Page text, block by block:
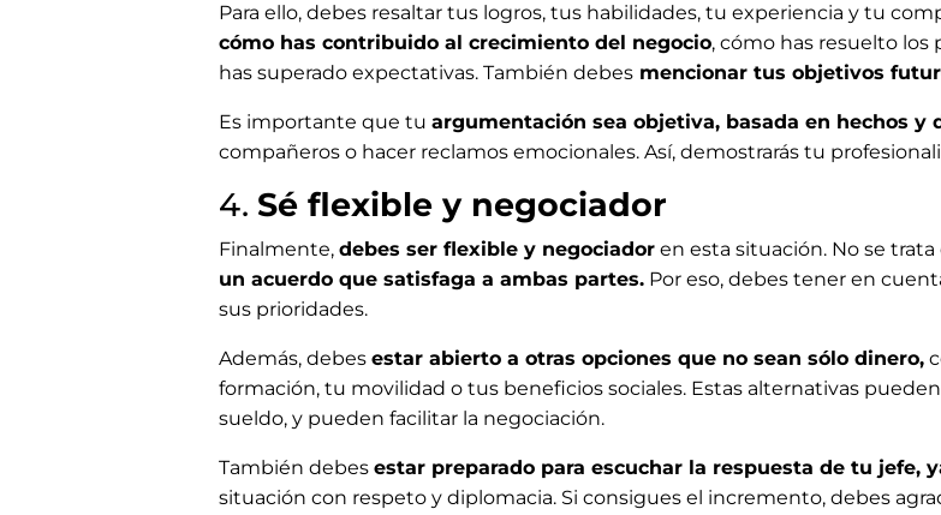
Para ello, debes resaltar tus logros, tus habilidades, tu experiencia y tu
cómo has contribuido al crecimiento del negocio, cómo has resuelto los
has superado expectativas. También debes mencionar tus objetivos
Es importante que tu argumentación sea objetiva, basada en hechos y
compañeros o hacer reclamos emocionales. Así, demostrarás tu
4. Sé flexible y negociador
Finalmente, debes ser flexible y negociador en esta situación. No se
un acuerdo que satisfaga a ambas partes. Por eso, debes tener en
sus prioridades.
Además, debes estar abierto a otras opciones que no sean sólo dinero,
formación, tu movilidad o tus beneficios sociales. Estas alternativas
sueldo, y pueden facilitar la negociación.
También debes estar preparado para escuchar la respuesta de tu jefe,
situación con respeto y diplomacia. Si consigues el incremento, debes